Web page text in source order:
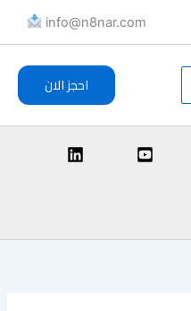
info@n8nar.com​
احجز الان